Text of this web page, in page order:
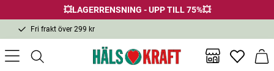
💥LAGERRENSNING - UPP TILL 75%💥
Fri frakt över 299 kr
1-3 dagars leverans
Samma pris i butik & online
Fri frakt över 299 kr
Inga